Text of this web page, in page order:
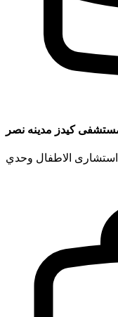
كيدز مدينه نصر
الاطفال وحدي